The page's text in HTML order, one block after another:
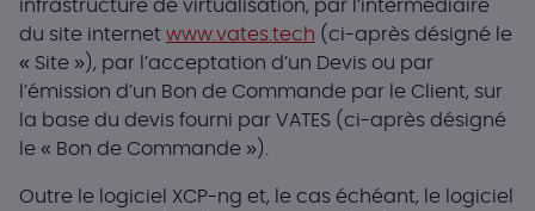
infrastructure de virtualisation, par l’intermédiaire
du site internet www.vates.tech (ci-après désigné le
« Site »), par l’acceptation d’un Devis ou par
l’émission d’un Bon de Commande par le Client, sur
la base du devis fourni par VATES (ci-après désigné
le « Bon de Commande »).
Outre le logiciel XCP-ng et, le cas échéant, le logiciel